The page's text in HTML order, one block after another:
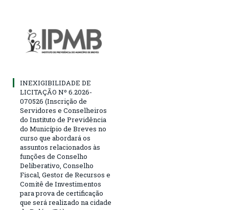
INEXIGIBILIDADE DE
LICITAÇÃO Nº 6.2026-
070526 (Inscrição de
Servidores e Conselheiros
do Instituto de Previdência
do Município de Breves no
curso que abordará os
assuntos relacionados às
funções de Conselho
Deliberativo, Conselho
Fiscal, Gestor de Recursos e
Comitê de Investimentos
para prova de certificação
que será realizado na cidade